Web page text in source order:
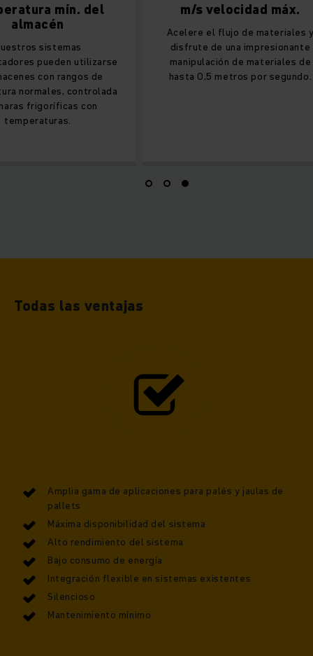
mín. del
sistemas
pueden utilizarse
con rangos de
controlada
con
m/s velocidad máx.
Acelere el flujo de materiales y
disfrute de una impresionante
manipulación de materiales de
hasta 0,5 metros por segundo.
Todas las ventajas
Amplia gama de aplicaciones para palés y jaulas de
pallets
Máxima disponibilidad del sistema
Alto rendimiento del sistema
Bajo consumo de energía
Integración flexible en sistemas existentes
Silencioso
Mantenimiento mínimo